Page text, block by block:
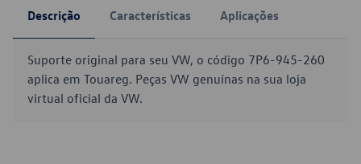
Descrição Características Aplicações
Suporte original para seu VW, o código 7P6-945-260
aplica em Touareg. Peças VW genuínas na sua loja
virtual oficial da VW.